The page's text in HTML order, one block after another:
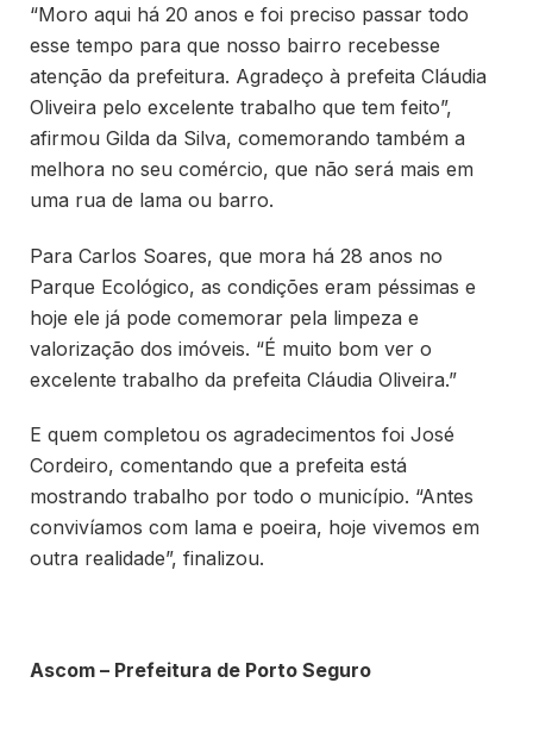
“Moro aqui há 20 anos e foi preciso passar todo
esse tempo para que nosso bairro recebesse
atenção da prefeitura. Agradeço à prefeita Cláudia
Oliveira pelo excelente trabalho que tem feito”,
afirmou Gilda da Silva, comemorando também a
melhora no seu comércio, que não será mais em
uma rua de lama ou barro.
Para Carlos Soares, que mora há 28 anos no
Parque Ecológico, as condições eram péssimas e
hoje ele já pode comemorar pela limpeza e
valorização dos imóveis. “É muito bom ver o
excelente trabalho da prefeita Cláudia Oliveira.”
E quem completou os agradecimentos foi José
Cordeiro, comentando que a prefeita está
mostrando trabalho por todo o município. “Antes
convivíamos com lama e poeira, hoje vivemos em
outra realidade”, finalizou.
Ascom – Prefeitura de Porto Seguro